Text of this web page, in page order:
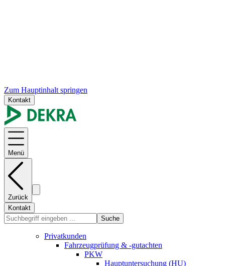
Zum Hauptinhalt springen
Kontakt
Menü
Zurück
Kontakt
Suche
Privatkunden
Fahrzeugprüfung & -gutachten
PKW
Hauptuntersuchung (HU)